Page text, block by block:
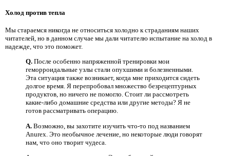
Холод против тепла
Мы стараемся никогда не относиться холодно к страданиям наших
читателей, но в данном случае мы дали читателю испытание на холод в
надежде, что это поможет.
Q. После особенно напряженной тренировки мои
геморроидальные узлы стали опухшими и болезненными.
Эта ситуация также возникает, когда мне приходится сидеть
долгое время. Я перепробовал множество безрецептурных
продуктов, но ничего не помогло. Стоит ли рассмотреть
какие-либо домашние средства или другие методы? Я не
готов рассматривать операцию.
A. Возможно, вы захотите изучить что-то под названием
Anurex. Это необычное лечение, но некоторые люди говорят
нам, что оно творит чудеса.